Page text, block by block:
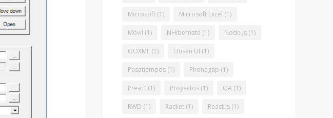
Microsoft (1) Microsoft Excel (1)
Móvil (1) NHibernate (1) Node.js (1)
OOXML (1) Onsen UI (1)
Pasatiempos (1) Phonegap (1)
Preact (1) Proyectos (1) QA (1)
RWD (1) Racket (1) React.js (1)